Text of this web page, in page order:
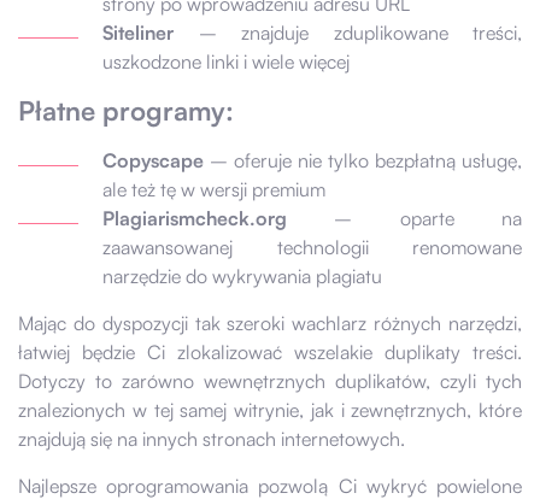
Siteliner – znajduje zduplikowane treści,
uszkodzone linki i wiele więcej
Płatne programy:
Copyscape – oferuje nie tylko bezpłatną usługę,
ale też tę w wersji premium
Plagiarismcheck.org – oparte na
zaawansowanej technologii renomowane
narzędzie do wykrywania plagiatu
Mając do dyspozycji tak szeroki wachlarz różnych narzędzi,
łatwiej będzie Ci zlokalizować wszelakie duplikaty treści.
Dotyczy to zarówno wewnętrznych duplikatów, czyli tych
znalezionych w tej samej witrynie, jak i zewnętrznych, które
znajdują się na innych stronach internetowych.
Najlepsze oprogramowania pozwolą Ci wykryć powielone